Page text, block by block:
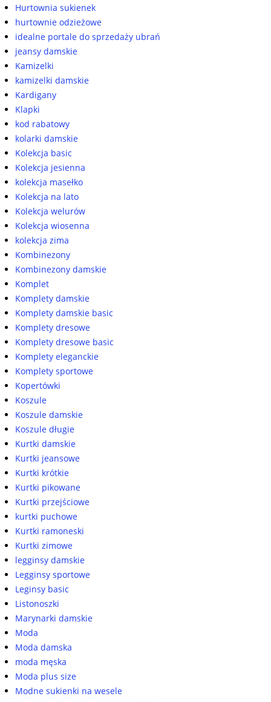
Hurtownia sukienek
hurtownie odzieżowe
idealne portale do sprzedaży ubrań
jeansy damskie
Kamizelki
kamizelki damskie
Kardigany
Klapki
kod rabatowy
kolarki damskie
Kolekcja basic
Kolekcja jesienna
kolekcja masełko
Kolekcja na lato
Kolekcja welurów
Kolekcja wiosenna
kolekcja zima
Kombinezony
Kombinezony damskie
Komplet
Komplety damskie
Komplety damskie basic
Komplety dresowe
Komplety dresowe basic
Komplety eleganckie
Komplety sportowe
Kopertówki
Koszule
Koszule damskie
Koszule długie
Kurtki damskie
Kurtki jeansowe
Kurtki krótkie
Kurtki pikowane
Kurtki przejściowe
kurtki puchowe
Kurtki ramoneski
Kurtki zimowe
legginsy damskie
Legginsy sportowe
Leginsy basic
Listonoszki
Marynarki damskie
Moda
Moda damska
moda męska
Moda plus size
Modne sukienki na wesele